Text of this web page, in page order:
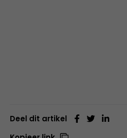
Deel dit artikel